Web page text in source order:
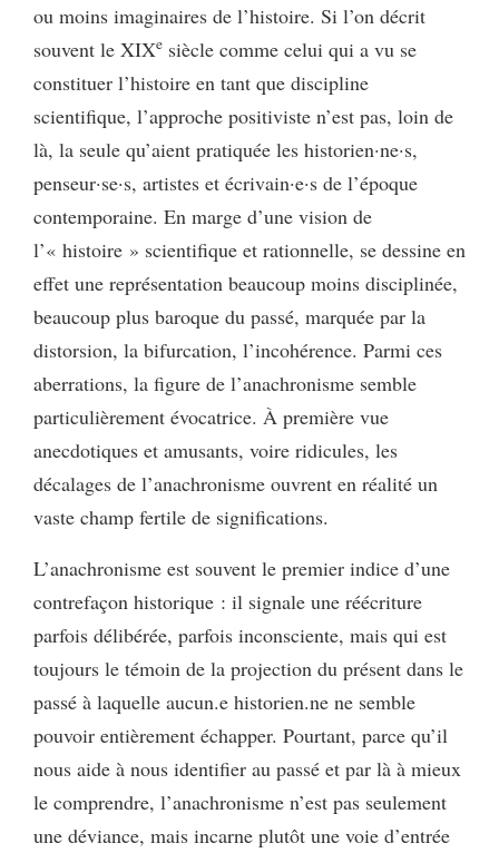
ou moins imaginaires de l’histoire. Si l’on décrit
souvent le XIXe siècle comme celui qui a vu se
constituer l’histoire en tant que discipline
scientifique, l’approche positiviste n’est pas, loin de
là, la seule qu’aient pratiquée les historien·ne·s,
penseur·se·s, artistes et écrivain·e·s de l’époque
contemporaine. En marge d’une vision de
l’« histoire » scientifique et rationnelle, se dessine en
effet une représentation beaucoup moins disciplinée,
beaucoup plus baroque du passé, marquée par la
distorsion, la bifurcation, l’incohérence. Parmi ces
aberrations, la figure de l’anachronisme semble
particulièrement évocatrice. À première vue
anecdotiques et amusants, voire ridicules, les
décalages de l’anachronisme ouvrent en réalité un
vaste champ fertile de significations.
L’anachronisme est souvent le premier indice d’une
contrefaçon historique : il signale une réécriture
parfois délibérée, parfois inconsciente, mais qui est
toujours le témoin de la projection du présent dans le
passé à laquelle aucun.e historien.ne ne semble
pouvoir entièrement échapper. Pourtant, parce qu’il
nous aide à nous identifier au passé et par là à mieux
le comprendre, l’anachronisme n’est pas seulement
une déviance, mais incarne plutôt une voie d’entrée